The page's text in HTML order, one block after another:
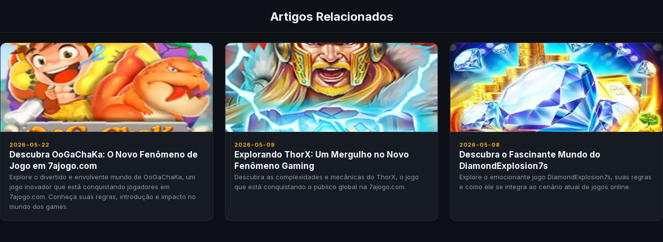
Artigos Relacionados
2026-05-22
Descubra OoGaChaKa: O Novo Fenômeno de
Jogo em 7ajogo.com
Explore o divertido e envolvente mundo de OoGaChaKa, um
jogo inovador que está conquistando jogadores em
7ajogo.com. Conheça suas regras, introdução e impacto no
mundo dos games.
2026-05-09
Explorando ThorX: Um Mergulho no Novo
Fenômeno Gaming
Descubra as complexidades e mecânicas do ThorX, o jogo
que está conquistando o público global na 7ajogo.com.
2026-05-08
Descubra o Fascinante Mundo do
DiamondExplosion7s
Explore o emocionante jogo DiamondExplosion7s, suas regras
e como ele se integra ao cenário atual de jogos online.